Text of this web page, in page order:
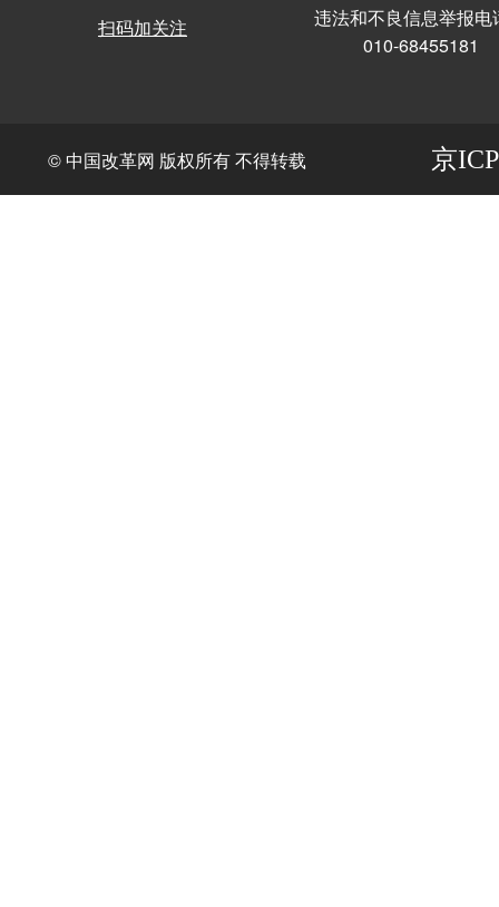
扫码加关注
违法和不良信息举报电
010-68455181
© 中国改革网 版权所有 不得转载 京